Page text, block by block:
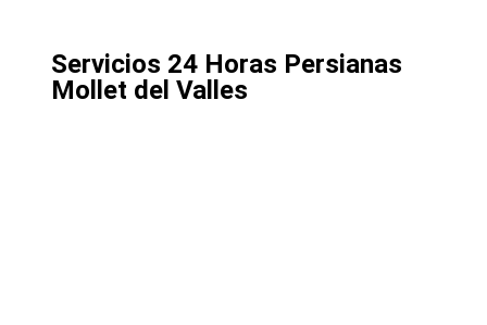
Servicios 24 Horas Persianas
Mollet del Valles